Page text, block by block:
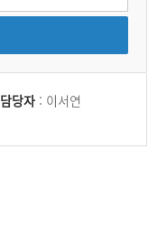
담당자 : 이서연